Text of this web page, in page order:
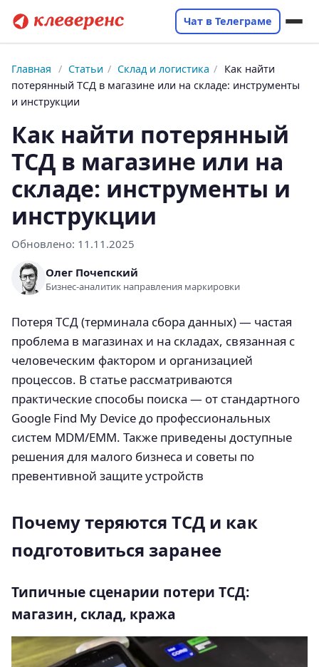
Чат в Телеграме
Главная / Статьи / Склад и логистика / Как найти
потерянный ТСД в магазине или на складе: инструменты
и инструкции
Как найти потерянный
ТСД в магазине или на
складе: инструменты и
инструкции
Обновлено: 11.11.2025
Олег Почепский
Бизнес-аналитик направления маркировки
Потеря ТСД (терминала сбора данных) — частая
проблема в магазинах и на складах, связанная с
человеческим фактором и организацией
процессов. В статье рассматриваются
практические способы поиска — от стандартного
Google Find My Device до профессиональных
систем MDM/EMM. Также приведены доступные
решения для малого бизнеса и советы по
превентивной защите устройств
Почему теряются ТСД и как
подготовиться заранее
Типичные сценарии потери ТСД:
магазин, склад, кража